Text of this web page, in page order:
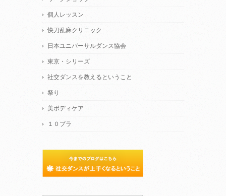
個人レッスン
快刀乱麻クリニック
日本ユニバーサルダンス協会
東京・シリーズ
社交ダンスを教えるということ
祭り
美ボディケア
１０プラ